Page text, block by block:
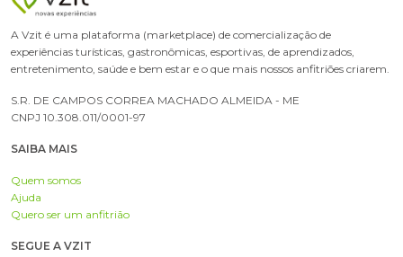
A Vzit é uma plataforma (marketplace) de comercialização de
experiências turísticas, gastronômicas, esportivas, de aprendizados,
entretenimento, saúde e bem estar e o que mais nossos anfitriões criarem.
S.R. DE CAMPOS CORREA MACHADO ALMEIDA - ME
CNPJ 10.308.011/0001-97
SAIBA MAIS
Quem somos
Ajuda
Quero ser um anfitrião
SEGUE A VZIT